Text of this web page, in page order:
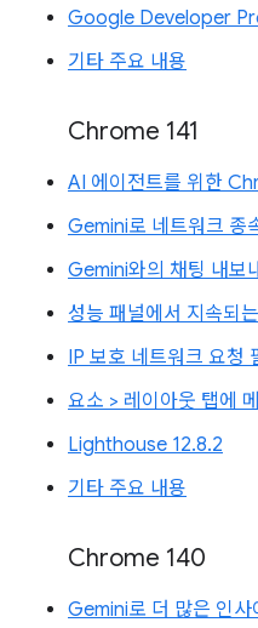
Google Developer
기타 주요 내용
Chrome 141
AI 에이전트를 위한
Gemini로 네트워크 종
Gemini와의 채팅 내보
성능 패널에서 지속되
IP 보호 네트워크 요청
요소 > 레이아웃 탭에
Lighthouse 12.8.2
기타 주요 내용
Chrome 140
Gemini로 더 많은 인사